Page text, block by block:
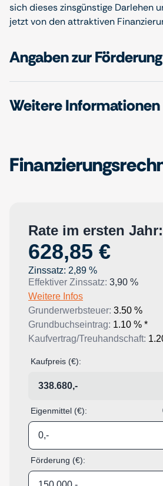
sich dieses zinsgünstige Darlehen
jetzt von den attraktiven
Angaben zur Förderung
Weitere Informationen